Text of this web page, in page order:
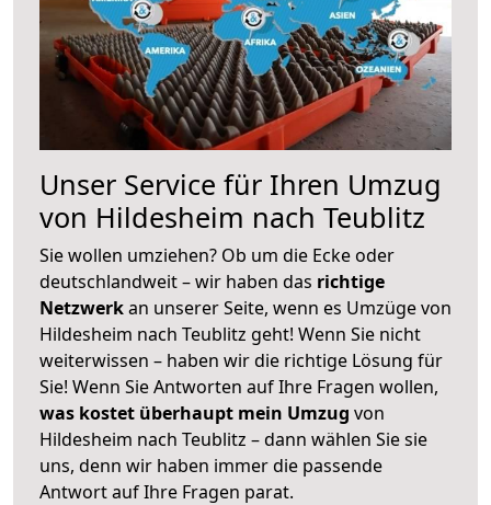
Unser Service für Ihren Umzug
von Hildesheim nach Teublitz
Sie wollen umziehen? Ob um die Ecke oder
deutschlandweit – wir haben das richtige
Netzwerkan unserer Seite, wenn es Umzüge von
Hildesheim nach Teublitz geht! Wenn Sie nicht
weiterwissen – haben wir die richtige Lösung für
Sie! Wenn Sie Antworten auf Ihre Fragen wollen,
was kostet überhaupt mein Umzug von
Hildesheim nach Teublitz – dann wählen Sie sie
uns, denn wir haben immer die passende
Antwort auf Ihre Fragen parat.